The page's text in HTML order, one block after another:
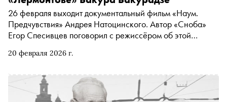
20 февраля 2026 г.
26 февраля выходит документальный фильм «Наум.
Предчувствия» Андрея Натоцинского. Автор «Сноба»
Егор Спесивцев поговорил с режиссёром об этой
Хуциева, скуке от современного кино и